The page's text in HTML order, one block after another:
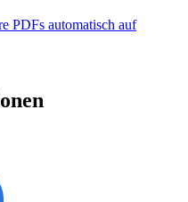
PDFs automatisch auf